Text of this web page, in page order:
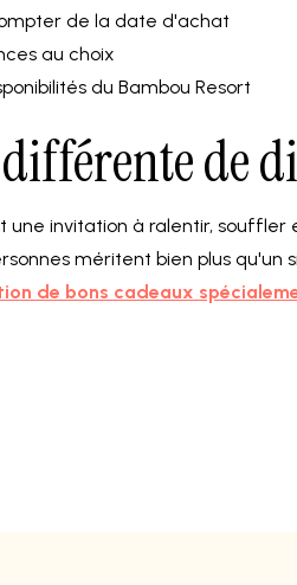
de la date d'achat
au choix
du Bambou Resort
de
une invitation à ralentir, souffler
méritent bien plus qu'un
de bons cadeaux